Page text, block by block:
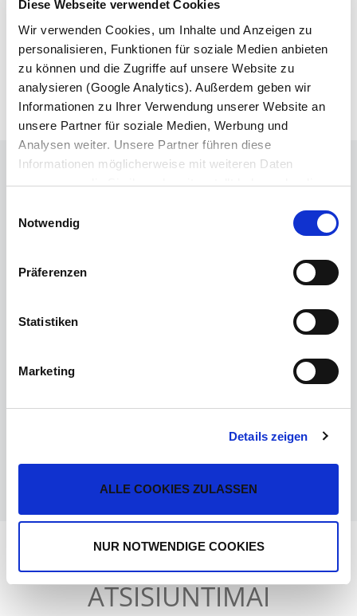
Diese Webseite verwendet Cookies
Wir verwenden Cookies, um Inhalte und Anzeigen zu
personalisieren, Funktionen für soziale Medien anbieten
zu können und die Zugriffe auf unsere Website zu
analysieren (Google Analytics). Außerdem geben wir
Informationen zu Ihrer Verwendung unserer Website an
unsere Partner für soziale Medien, Werbung und
Analysen weiter. Unsere Partner führen diese
Informationen möglicherweise mit weiteren Daten
zusammen, die Sie ihnen bereitgestellt haben oder die
haben. Wir setzen im Rahmen des Trackings auch
abweichenden Datenschutzbestimmungen ein, wodurch
das Risiko von behördlichen Zugriffen bzw. von
Datenschutzerklärung
Notwendig
Präferenzen
Statistiken
Marketing
Details zeigen
ALLE COOKIES ZULASSEN
NUR NOTWENDIGE COOKIES
tinkamu priekabai su centrinėmis ašimis - didžiatūriams
kroviniams vežti.
AR TURITE KLAUSIMŲ?
SUSISIEKITE SU MUMIS
ARBA SUSISIEKITE SU ATSTOVU SAVO
IEŠKOTI ATSTOVO
ATSISIUNTIMAI